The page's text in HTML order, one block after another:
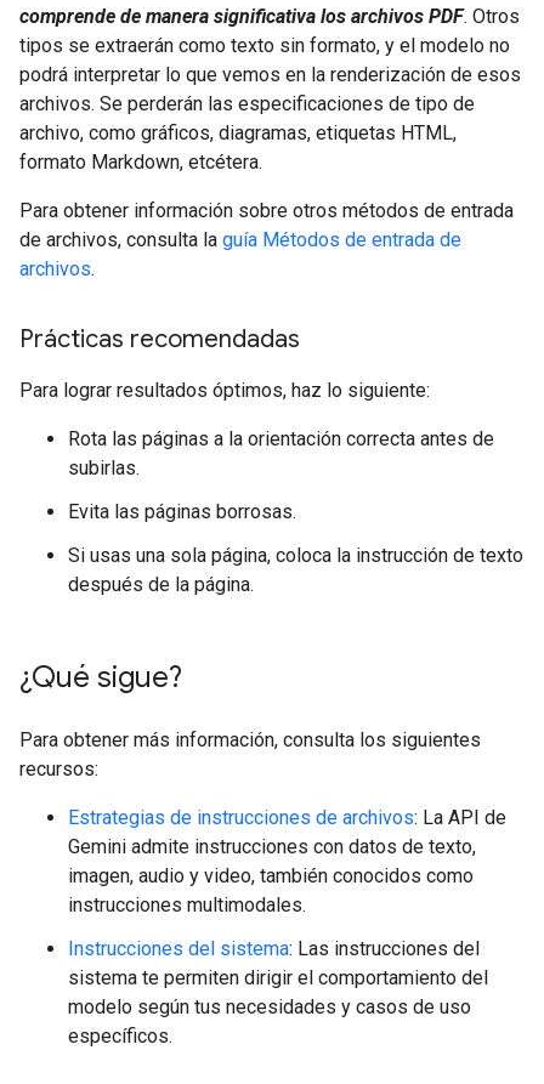
comprende de manera significativa los archivos PDF. Otros
tipos se extraerán como texto sin formato, y el modelo no
podrá interpretar lo que vemos en la renderización de esos
archivos. Se perderán las especificaciones de tipo de
archivo, como gráficos, diagramas, etiquetas HTML,
formato Markdown, etcétera.
Para obtener información sobre otros métodos de entrada
de archivos, consulta la guía Métodos de entrada de
archivos.
Prácticas recomendadas
Para lograr resultados óptimos, haz lo siguiente:
Rota las páginas a la orientación correcta antes de
subirlas.
Evita las páginas borrosas.
Si usas una sola página, coloca la instrucción de texto
después de la página.
¿Qué sigue?
Para obtener más información, consulta los siguientes
recursos:
Estrategias de instrucciones de archivos: La API de
Gemini admite instrucciones con datos de texto,
imagen, audio y video, también conocidos como
instrucciones multimodales.
Instrucciones del sistema: Las instrucciones del
sistema te permiten dirigir el comportamiento del
modelo según tus necesidades y casos de uso
específicos.